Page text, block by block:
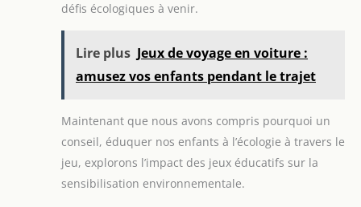
défis écologiques à venir.
Lire plus Jeux de voyage en voiture :
amusez vos enfants pendant le trajet
Maintenant que nous avons compris pourquoi un
conseil, éduquer nos enfants à l’écologie à travers le
jeu, explorons l’impact des jeux éducatifs sur la
sensibilisation environnementale.